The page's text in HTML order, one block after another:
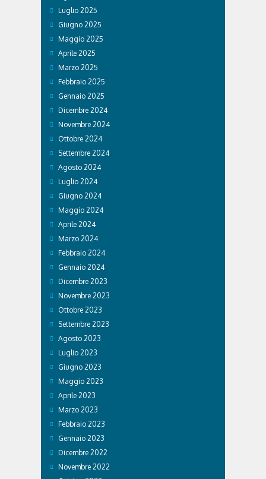
Luglio 2025
Giugno 2025
Maggio 2025
Aprile 2025
Marzo 2025
Febbraio 2025
Gennaio 2025
Dicembre 2024
Novembre 2024
Ottobre 2024
Settembre 2024
Agosto 2024
Luglio 2024
Giugno 2024
Maggio 2024
Aprile 2024
Marzo 2024
Febbraio 2024
Gennaio 2024
Dicembre 2023
Novembre 2023
Ottobre 2023
Settembre 2023
Agosto 2023
Luglio 2023
Giugno 2023
Maggio 2023
Aprile 2023
Marzo 2023
Febbraio 2023
Gennaio 2023
Dicembre 2022
Novembre 2022